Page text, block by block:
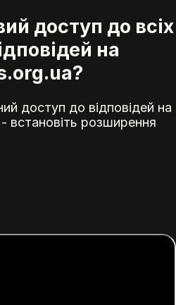
доступ до всіх
на
доступ до відповідей на
- встановіть розширення